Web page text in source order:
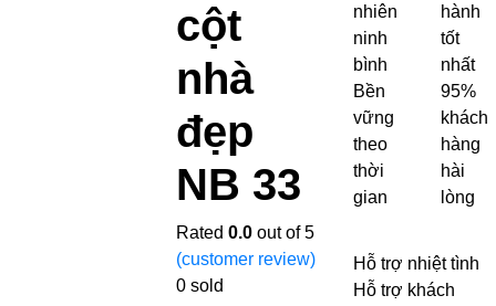
cột
nhà
đẹp
NB 33
Rated0.0 out of 5
(customer review)
0 sold
nhiên
ninh
bình
Bền
vững
theo
thời
gian
hành
tốt
nhất
95%
khách
hàng
hài
lòng
Hỗ trợ nhiệt tình
Hỗ trợ khách